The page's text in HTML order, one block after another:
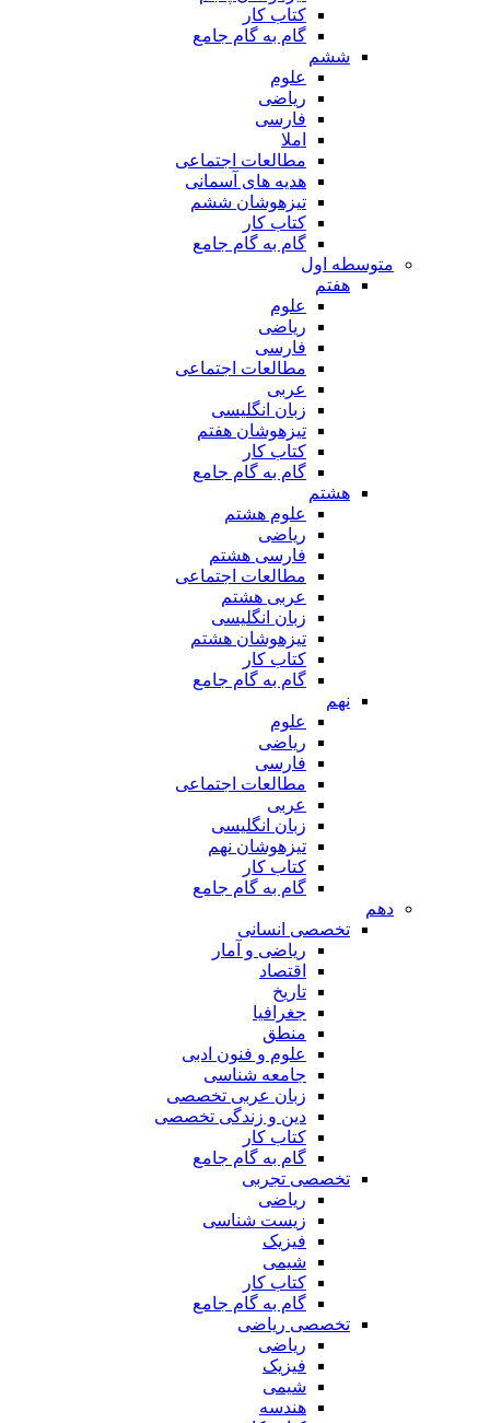
کتاب کار
گام به گام جامع
ششم
علوم
ریاضی
فارسی
املا
مطالعات اجتماعی
هدیه های آسمانی
تیزهوشان ششم
کتاب کار
گام به گام جامع
متوسطه اول
هفتم
علوم
ریاضی
فارسی
مطالعات اجتماعی
عربی
زبان انگلیسی
تیزهوشان هفتم
کتاب کار
گام به گام جامع
هشتم
علوم هشتم
ریاضی
فارسی هشتم
مطالعات اجتماعی
عربی هشتم
زبان انگلیسی
تیزهوشان هشتم
کتاب کار
گام به گام جامع
نهم
علوم
ریاضی
فارسی
مطالعات اجتماعی
عربی
زبان انگلیسی
تیزهوشان نهم
کتاب کار
گام به گام جامع
دهم
تخصصی انسانی
ریاضی و آمار
اقتصاد
تاریخ
جغرافیا
منطق
علوم و فنون ادبی
جامعه شناسی
زبان عربی تخصصی
دین و زندگی تخصصی
کتاب کار
گام به گام جامع
تخصصی تجربی
ریاضی
زیست شناسی
فیزیک
شیمی
کتاب کار
گام به گام جامع
تخصصی ریاضی
ریاضی
فیزیک
شیمی
هندسه